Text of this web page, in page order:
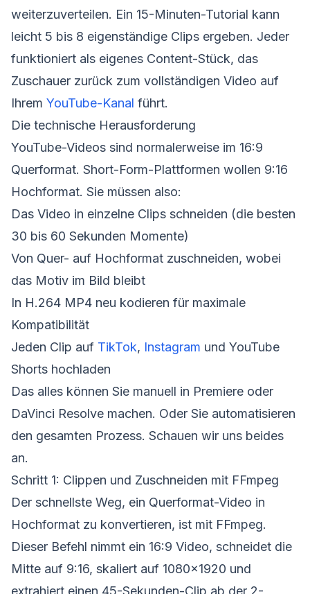
weiterzuverteilen. Ein 15-Minuten-Tutorial kann
leicht 5 bis 8 eigenständige Clips ergeben. Jeder
funktioniert als eigenes Content-Stück, das
Zuschauer zurück zum vollständigen Video auf
Ihrem YouTube-Kanal führt.
Die technische Herausforderung
YouTube-Videos sind normalerweise im 16:9
Querformat. Short-Form-Plattformen wollen 9:16
Hochformat. Sie müssen also:
Das Video in einzelne Clips schneiden (die besten
30 bis 60 Sekunden Momente)
Von Quer- auf Hochformat zuschneiden, wobei
das Motiv im Bild bleibt
In H.264 MP4 neu kodieren für maximale
Kompatibilität
Jeden Clip auf TikTok, Instagram und YouTube
Shorts hochladen
Das alles können Sie manuell in Premiere oder
DaVinci Resolve machen. Oder Sie automatisieren
den gesamten Prozess. Schauen wir uns beides
an.
Schritt 1: Clippen und Zuschneiden mit FFmpeg
Der schnellste Weg, ein Querformat-Video in
Hochformat zu konvertieren, ist mit FFmpeg.
Dieser Befehl nimmt ein 16:9 Video, schneidet die
Mitte auf 9:16, skaliert auf 1080x1920 und
extrahiert einen 45-Sekunden-Clip ab der 2-